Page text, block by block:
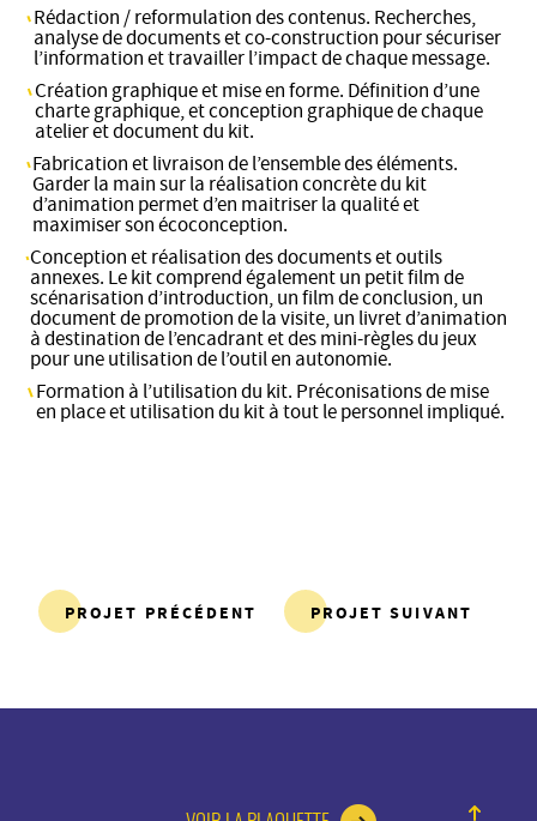
Rédaction / reformulation des contenus. Recherches,
analyse de documents et co-construction pour sécuriser
l’information et travailler l’impact de chaque message.
Création graphique et mise en forme. Définition d’une
charte graphique, et conception graphique de chaque
atelier et document du kit.
Fabrication et livraison de l’ensemble des éléments.
Garder la main sur la réalisation concrète du kit
d’animation permet d’en maitriser la qualité et
maximiser son écoconception.
Conception et réalisation des documents et outils
annexes. Le kit comprend également un petit film de
scénarisation d’introduction, un film de conclusion, un
document de promotion de la visite, un livret d’animation
à destination de l’encadrant et des mini-règles du jeux
pour une utilisation de l’outil en autonomie.
Formation à l’utilisation du kit. Préconisations de mise
en place et utilisation du kit à tout le personnel impliqué.
PROJET PRÉCÉDENT PROJET SUIVANT